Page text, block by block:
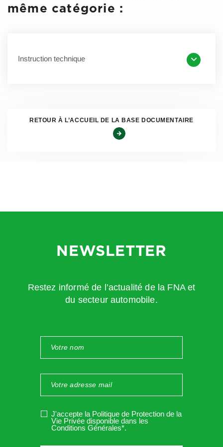
IT VL F11B_SANITAIRE
même catégorie :
Instruction technique
RETOUR À L’ACCUEIL DE LA BASE DOCUMENTAIRE
NEWSLETTER
Restez informé de l’actualité de la FNA et
du secteur automobile.
J'accepte la Politique de Protection de la
Vie Privée disponible dans les
Conditions Générales*.